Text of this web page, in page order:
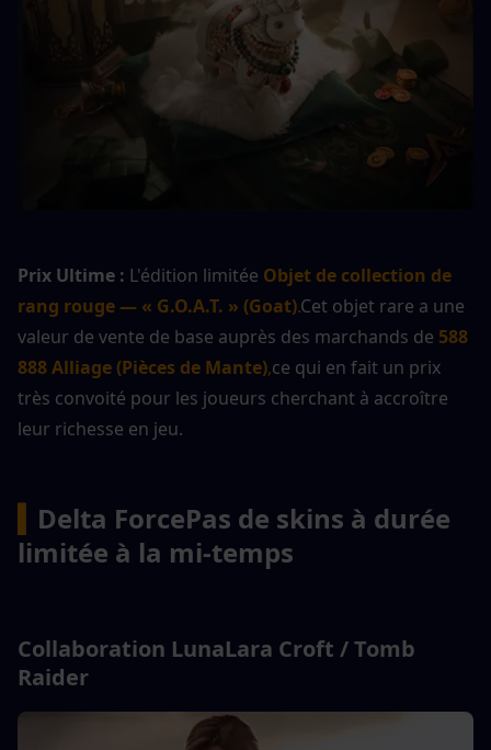
Prix Ultime : L'édition limitée Objet de collection de
rang rouge — « G.O.A.T. » (Goat).Cet objet rare a une
valeur de vente de base auprès des marchands de 588
888 Alliage (Pièces de Mante),ce qui en fait un prix
très convoité pour les joueurs cherchant à accroître
leur richesse en jeu.
Delta ForcePas de skins à durée
limitée à la mi-temps
Collaboration LunaLara Croft / Tomb
Raider